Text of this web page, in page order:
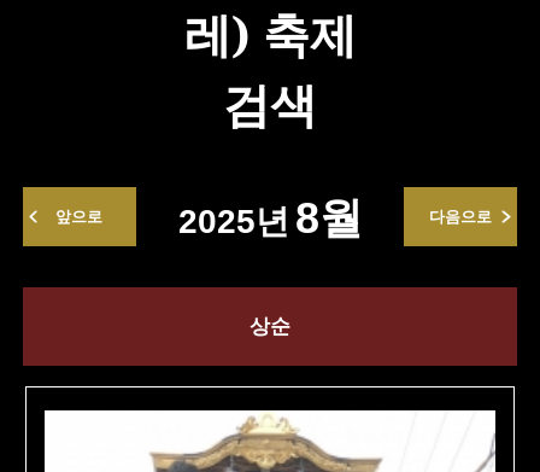
레) 축제
검색
앞으로 다음으로
2025년 8월
상순